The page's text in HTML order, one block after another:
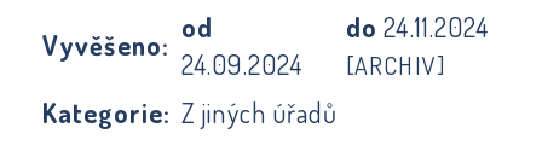
Vyvěšeno:
od
24.09.2024
do24.11.2024
[ARCHIV]
Kategorie: Z jiných úřadů